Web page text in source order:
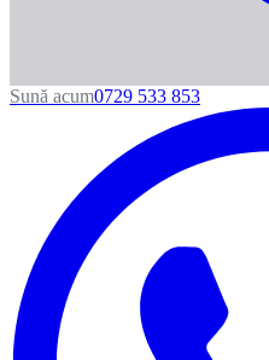
Sună acum0729 533 853